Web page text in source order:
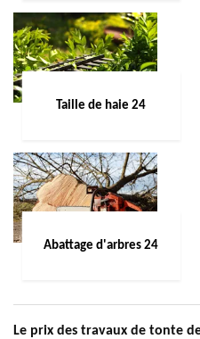
Taille de haie 24
Abattage d'arbres 24
Le prix des travaux de tonte